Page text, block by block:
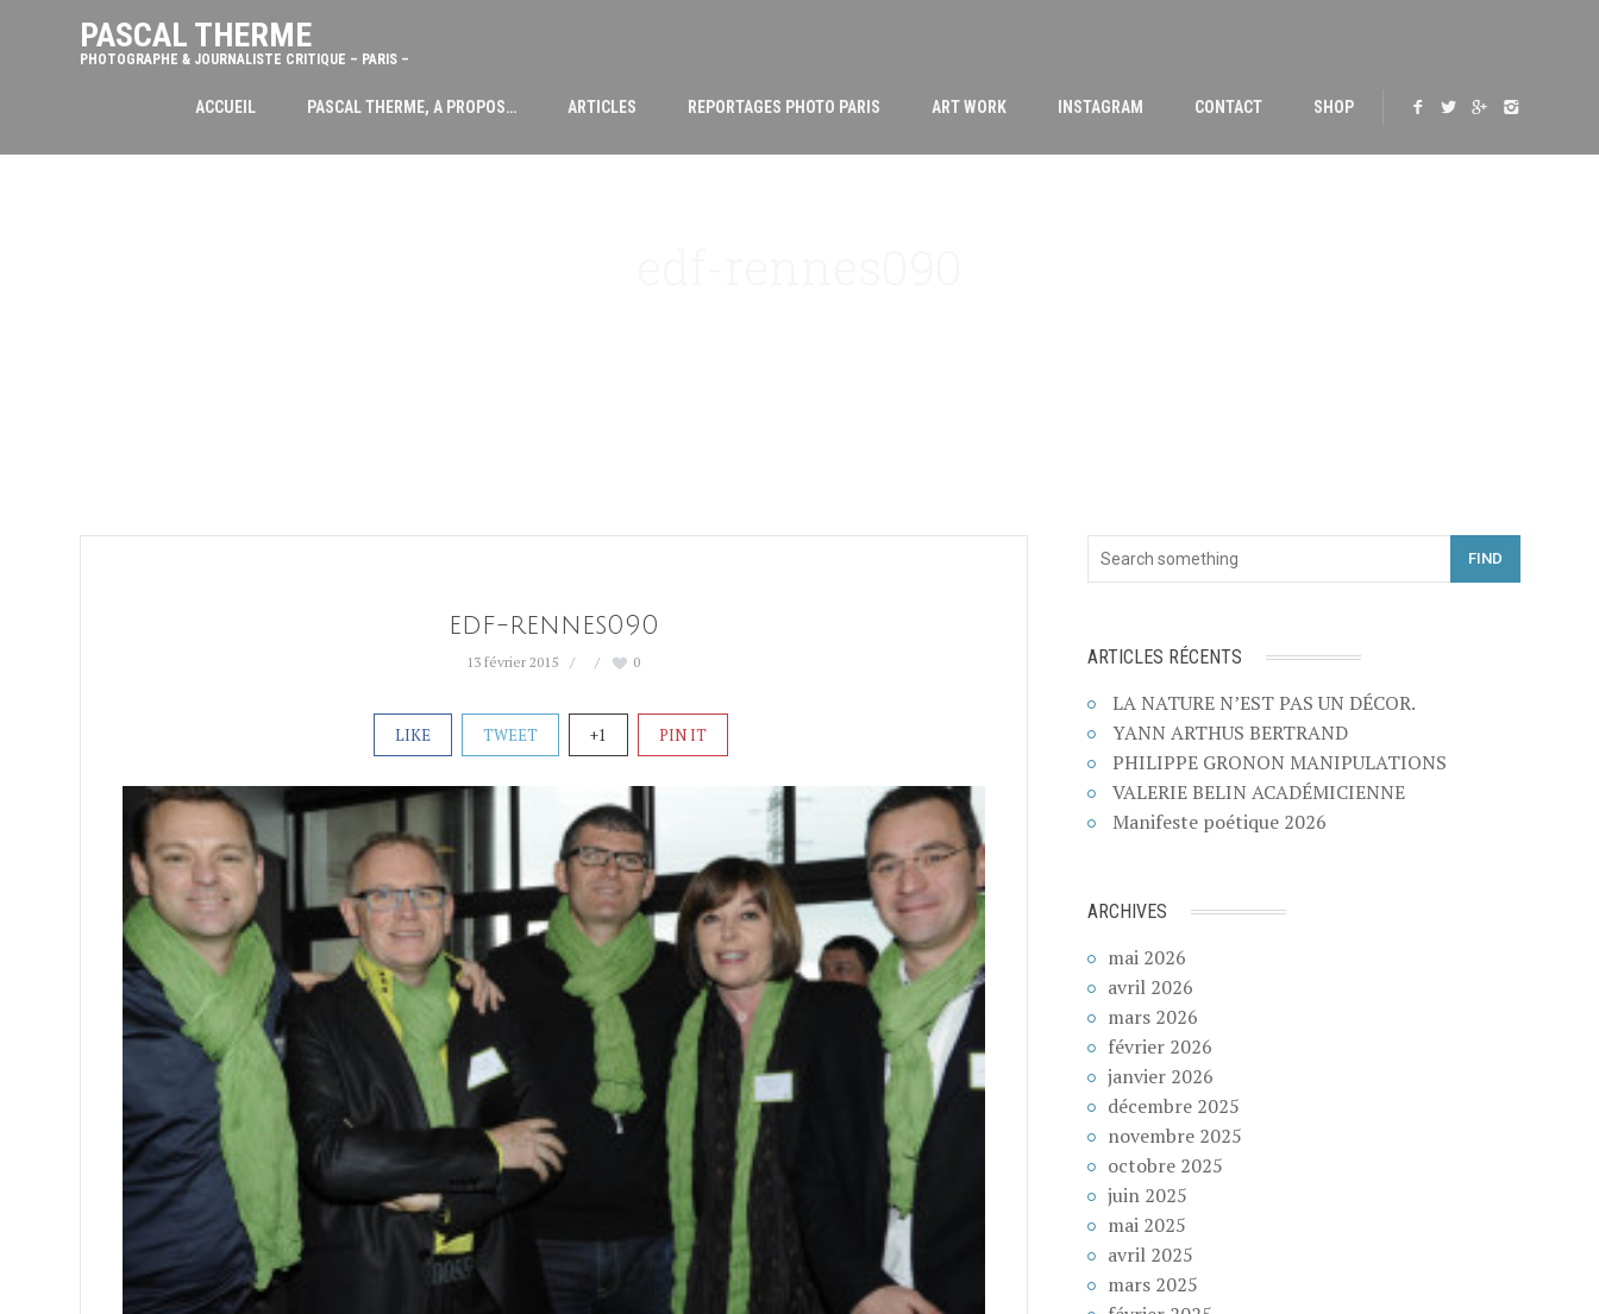
PASCAL THERME
PHOTOGRAPHE & JOURNALISTE CRITIQUE – PARIS –
ACCUEIL PASCAL THERME, A PROPOS… ARTICLES REPORTAGES PHOTO PARIS ART WORK INSTAGRAM CONTACT SHOP
edf-rennes090
13 février 2015 0
LIKE TWEET +1 PIN IT
FIND
ARTICLES RÉCENTS
LA NATURE N’EST PAS UN DÉCOR.
YANN ARTHUS BERTRAND
PHILIPPE GRONON MANIPULATIONS
VALERIE BELIN ACADÉMICIENNE
Manifeste poétique 2026
ARCHIVES
mai 2026
avril 2026
mars 2026
février 2026
janvier 2026
décembre 2025
novembre 2025
octobre 2025
juin 2025
mai 2025
avril 2025
mars 2025